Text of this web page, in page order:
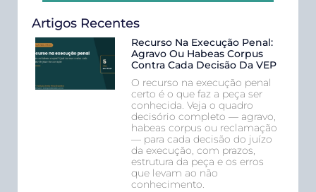
Artigos Recentes
Recurso Na Execução Penal:
Agravo Ou Habeas Corpus
Contra Cada Decisão Da VEP
O recurso na execução penal
certo é o que faz a peça ser
conhecida. Veja o quadro
decisório completo — agravo,
habeas corpus ou reclamação
— para cada decisão do juízo
da execução, com prazos,
estrutura da peça e os erros
que levam ao não
conhecimento.